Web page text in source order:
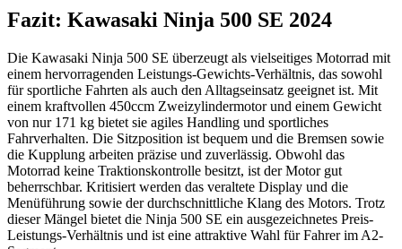
Fazit: Kawasaki Ninja 500 SE 2024
Die Kawasaki Ninja 500 SE überzeugt als vielseitiges Motorrad mit
einem hervorragenden Leistungs-Gewichts-Verhältnis, das sowohl
für sportliche Fahrten als auch den Alltagseinsatz geeignet ist. Mit
einem kraftvollen 450ccm Zweizylindermotor und einem Gewicht
von nur 171 kg bietet sie agiles Handling und sportliches
Fahrverhalten. Die Sitzposition ist bequem und die Bremsen sowie
die Kupplung arbeiten präzise und zuverlässig. Obwohl das
Motorrad keine Traktionskontrolle besitzt, ist der Motor gut
beherrschbar. Kritisiert werden das veraltete Display und die
Menüführung sowie der durchschnittliche Klang des Motors. Trotz
dieser Mängel bietet die Ninja 500 SE ein ausgezeichnetes Preis-
Leistungs-Verhältnis und ist eine attraktive Wahl für Fahrer im A2-